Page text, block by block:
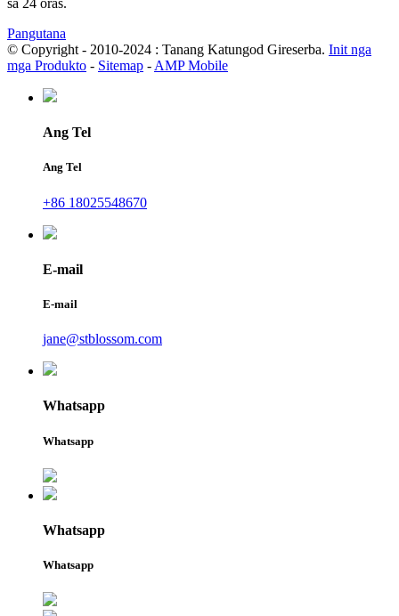
sa 24 oras.
Pangutana
© Copyright - 2010-2024 : Tanang Katungod Gireserba. Init nga
mga Produkto - Sitemap - AMP Mobile
Ang Tel
Ang Tel
+86 18025548670
E-mail
E-mail
jane@stblossom.com
Whatsapp
Whatsapp
Whatsapp
Whatsapp